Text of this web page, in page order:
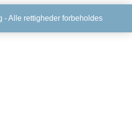
- Alle rettigheder forbeholdes